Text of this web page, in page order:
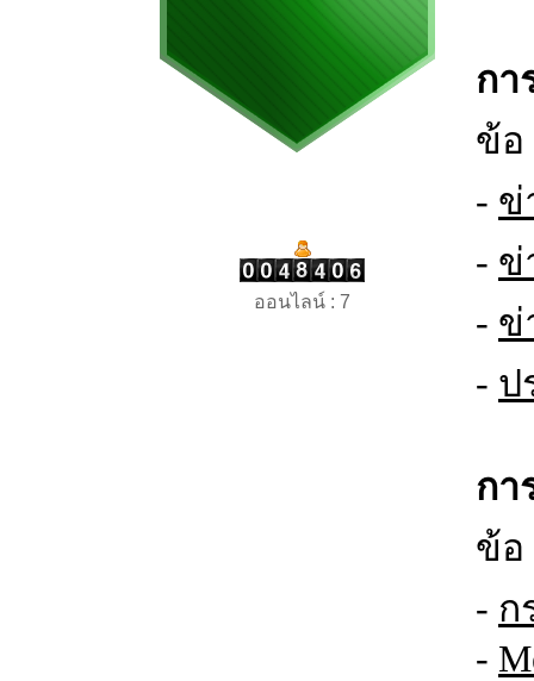
ออนไลน์ : 7
กา
ข้อ
- ข่
- ข่
- ข่
- ป
กา
ข้อ
- ก
-